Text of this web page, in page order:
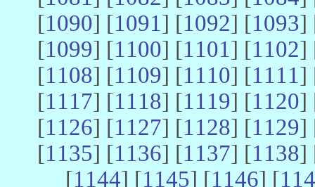
[1090] [1091] [1092] [1093]
[1099] [1100] [1101] [1102]
[1108] [1109] [1110] [1111]
[1117] [1118] [1119] [1120]
[1126] [1127] [1128] [1129]
[1135] [1136] [1137] [1138]
[1144] [1145] [1146] [